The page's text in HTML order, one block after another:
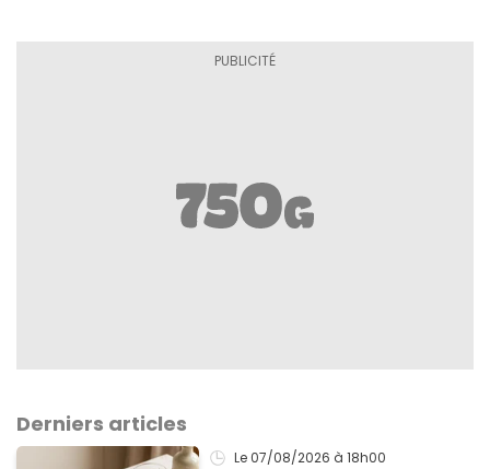
Derniers articles
Le 07/08/2026 à 18h00